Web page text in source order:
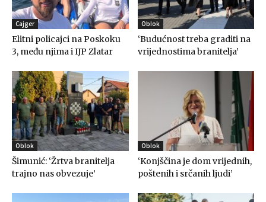
Cajger
Elitni policajci na Poskoku
3, među njima i IJP Zlatar
Oblok
‘Budućnost treba graditi na
vrijednostima branitelja’
Oblok
Šimunić: ‘Žrtva branitelja
trajno nas obvezuje’
Oblok
‘Konjščina je dom vrijednih,
poštenih i srčanih ljudi’